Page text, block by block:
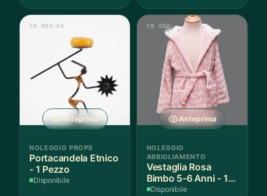
Anteprima
CA 003-04
NOLEGGIO PROPS
Portacandela Etnico
- 1 Pezzo
Disponibile
Anteprima
FB 002
NOLEGGIO
ABBIGLIAMENTO
Vestaglia Rosa
Bimbo 5-6 Anni - 1
Pezzo
Disponibile